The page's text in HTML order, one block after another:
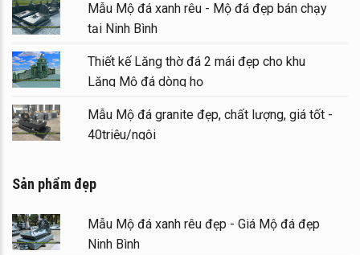
Mẫu Mộ đá xanh rêu - Mộ đá đẹp bán chạy
tại Ninh Bình
Thiết kế Lăng thờ đá 2 mái đẹp cho khu
Lăng Mộ đá dòng họ
Mẫu Mộ đá granite đẹp, chất lượng, giá tốt -
40triệu/ngôi
Sản phẩm đẹp
Mẫu Mộ đá xanh rêu đẹp - Giá Mộ đá đẹp
Ninh Bình